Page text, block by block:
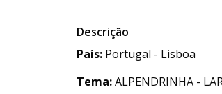
Descrição
País: Portugal - Lisboa
Tema:ALPENDRINHA -